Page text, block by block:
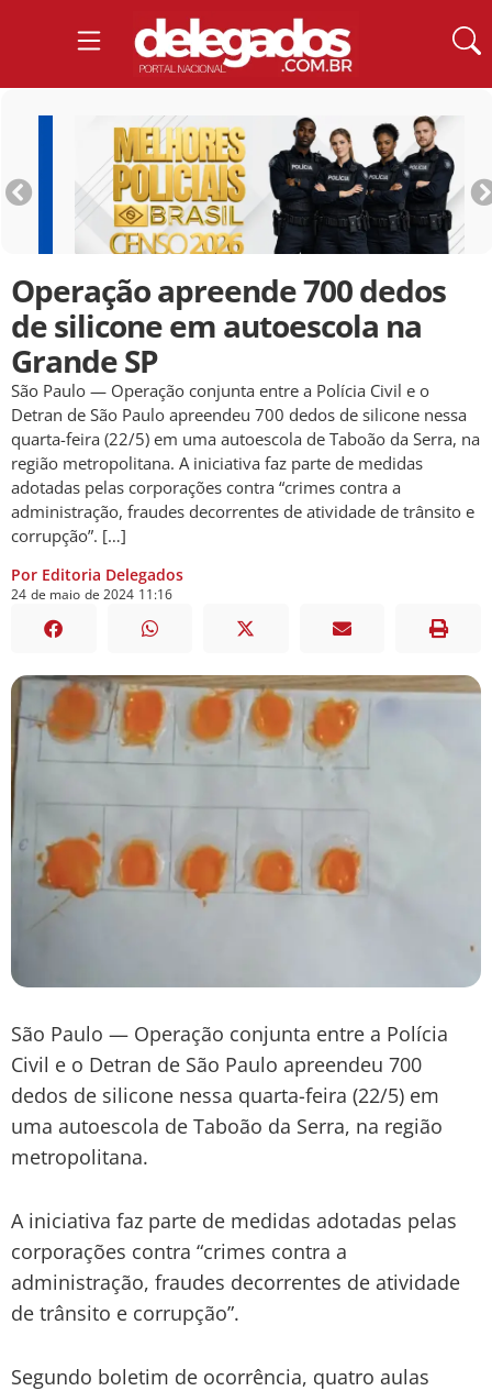
Operação apreende 700 dedos
de silicone em autoescola na
Grande SP
São Paulo — Operação conjunta entre a Polícia Civil e o
Detran de São Paulo apreendeu 700 dedos de silicone nessa
quarta-feira (22/5) em uma autoescola de Taboão da Serra, na
região metropolitana. A iniciativa faz parte de medidas
adotadas pelas corporações contra “crimes contra a
administração, fraudes decorrentes de atividade de trânsito e
corrupção”. […]
Por Editoria Delegados
24 de maio de 2024 11:16
São Paulo — Operação conjunta entre a Polícia
Civil e o Detran de São Paulo apreendeu 700
dedos de silicone nessa quarta-feira (22/5) em
uma autoescola de Taboão da Serra, na região
metropolitana.
A iniciativa faz parte de medidas adotadas pelas
corporações contra “crimes contra a
administração, fraudes decorrentes de atividade
de trânsito e corrupção”.
Segundo boletim de ocorrência, quatro aulas